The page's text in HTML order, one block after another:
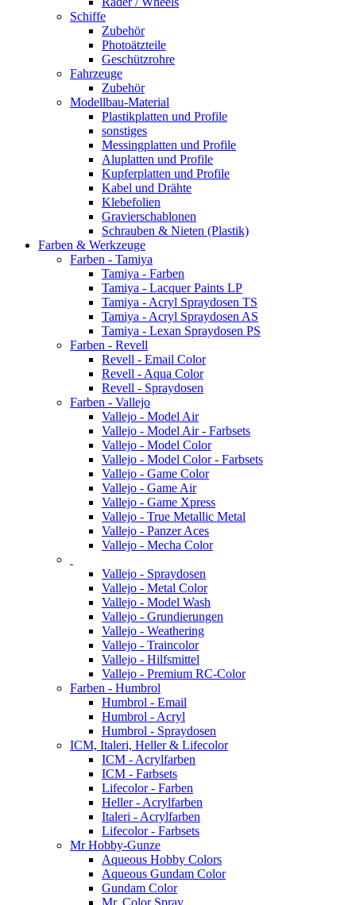
Schiffe
Zubehör
Photoätzteile
Geschützrohre
Fahrzeuge
Zubehör
Modellbau-Material
Plastikplatten und Profile
sonstiges
Messingplatten und Profile
Aluplatten und Profile
Kupferplatten und Profile
Kabel und Drähte
Klebefolien
Gravierschablonen
Schrauben & Nieten (Plastik)
Farben & Werkzeuge
Farben - Tamiya
Tamiya - Farben
Tamiya - Lacquer Paints LP
Tamiya - Acryl Spraydosen TS
Tamiya - Acryl Spraydosen AS
Tamiya - Lexan Spraydosen PS
Farben - Revell
Revell - Email Color
Revell - Aqua Color
Revell - Spraydosen
Farben - Vallejo
Vallejo - Model Air
Vallejo - Model Air - Farbsets
Vallejo - Model Color
Vallejo - Model Color - Farbsets
Vallejo - Game Color
Vallejo - Game Air
Vallejo - Game Xpress
Vallejo - True Metallic Metal
Vallejo - Panzer Aces
Vallejo - Mecha Color
Vallejo - Spraydosen
Vallejo - Metal Color
Vallejo - Model Wash
Vallejo - Grundierungen
Vallejo - Weathering
Vallejo - Traincolor
Vallejo - Hilfsmittel
Vallejo - Premium RC-Color
Farben - Humbrol
Humbrol - Email
Humbrol - Acryl
Humbrol - Spraydosen
ICM, Italeri, Heller & Lifecolor
ICM - Acrylfarben
ICM - Farbsets
Lifecolor - Farben
Heller - Acrylfarben
Italeri - Acrylfarben
Lifecolor - Farbsets
Mr Hobby-Gunze
Aqueous Hobby Colors
Aqueous Gundam Color
Gundam Color
Mr. Color Spray